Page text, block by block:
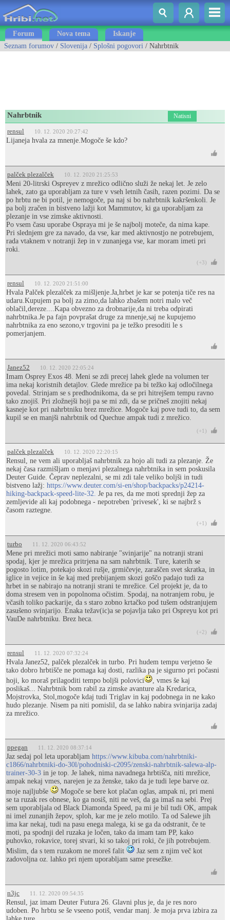
Forum Nova tema
Iskanje
Seznam forumov / Slovenija / Splošni pogovori / Nahrbtnik
Nahrbtnik Natisni
rensul 10. 12. 2020 20:27:42
Lijaneja hvala za mnenje.Mogoče še kdo?
palček plezalček 10. 12. 2020 21:25:53
Meni 20-litrski Ospreyev z mrežico odlično služi že nekaj let. Je zelo
lahek, zato ga uporabljam za ture v vseh letnih časih, razen pozimi. Da se
po hrbtu ne bi potil, je nemogoče, pa naj si bo nahrbtnik kakršenkoli. Je
pa bolj zračen in bistveno lažji kot Mammutov, ki ga uporabljam za
plezanje in vse zimske aktivnosti.
Po vsem času uporabe Ospraya mi je še najbolj moteče, da nima kape.
Pri slednjem gre za navado, da vse, kar med aktivnostjo ne potrebujem,
rada vtaknem v notranji žep in v zunanjega vse, kar moram imeti pri
roki.
(+3)
rensul 10. 12. 2020 21:51:00
Hvala Palček plezalček za mišljenje.Ja,hrbet je kar se potenja tiče res na
udaru.Kupujem pa bolj za zimo,da lahko zbašem notri malo več
oblačil,dereze....Kapa obvezno za drobnarije,da ni treba odpirati
nahrbtnika.Je pa fajn povprašat druge za mnenje,saj ne kupujemo
nahrbtnika za eno sezono,v trgovini pa je težko presoditi le s
pomerjanjem.
Janez52 10. 12. 2020 22:05:24
Imam Osprey Exos 48. Meni se zdi precej lahek glede na volumen ter
ima nekaj koristnih detajlov. Glede mrežice pa bi težko kaj odločilnega
povedal. Strinjam se s predhodnikoma, da se pri hitrejšem tempu ravno
tako znojiš. Pri zložnejši hoji pa se mi zdi, da se pričneš znojiti nekaj
kasneje kot pri nahrbtniku brez mrežice. Mogoče kaj pove tudi to, da sem
kupil se en manjši nahrbtnik od Quechue ampak tudi z mrežico.
(+1)
palček plezalček 10. 12. 2020 22:20:15
Rensul, ne vem ali uporabljaš nahrbtnik za hojo ali tudi za plezanje. Že
nekaj časa razmišljam o menjavi plezalnega nahrbtnika in sem poskusila
Deuter Guide. Čeprav neplezalni, se mi zdi tale veliko boljši in tudi
bistveno lažj: https://www.deuter.com/si-en/shop/backpacks/p24214-
hiking-backpack-speed-lite-32. Je pa res, da me moti sprednji žep za
zemljevide ali kaj podobnega - nepotreben 'privesek', ki se najbrž s
časom raztegne.
(+1)
turbo 11. 12. 2020 06:43:52
Mene pri mrežici moti samo nabiranje "svinjarije" na notranji strani
spodaj, kjer je mrežica pritrjena na sam nahrbtnik. Ture, katerih se
pogosto lotim, potekajo skozi rušje, grmičevje, zaraščen svet skratka, in
iglice in vejice in še kaj med prebijanjem skozi goščo padajo tudi za
hrbet in se nabirajo na notranji strani te mrežice. Cel projekt je, da to
doma stresem ven in popolnoma očistim. Spodaj, na notranjem robu, je
včasih toliko packarije, da s staro zobno krtačko pod tušem odstranjujem
zasušeno svinjarijo. Enaka težav(ic)a se pojavlja tako pri Ospreyu kot pri
VauDe nahrbtniku. Brez heca.
(+2)
rensul 11. 12. 2020 07:32:24
Hvala Janez52, palček plezalček in turbo. Pri hudem tempu verjetno še
tako dobro hrbtišče ne pomaga kaj dosti, razlika pa je sigurno pri počasni
hoji, ko moraš prilagoditi tempo boljši polovici
, vmes še kaj
poslikaš... Nahrbtnik bom rabil za zimske avanture ala Kredarica,
Mojstrovka, Stol,mogoče kdaj tudi Triglav in kaj podobnega in ne kako
hudo plezanje. Nisem pa niti pomislil, da se lahko nabira svinjarija zadaj
za mrežico.
ppegan 11. 12. 2020 08:37:14
Jaz sedaj pol leta uporabljam https://www.kibuba.com/nahrbtniki-
c1866/nahrbtniki-do-30l/pohodniski-c2095/zenski-nahrbtnik-salewa-alp-
trainer-30-3 in je top. Je lahek, nima navadnega hrbtišča, niti mrežice,
ampak nekaj vmes, narejen je za ženske, tako da je tudi lepe barve oz.
moje najljubše
Mogoče se bere kot plačan oglas, ampak ni, pri meni
se ta ruzak res obnese, ko ga nosiš, niti ne veš, da ga imaš na sebi. Prej
sem uporabljala od Black Diamonda Speed, pa mi je bil tudi OK, ampak
ni imel zunanjih žepov, sploh, kar me je zelo motilo. Ta od Salewe jih
ima kar nekaj, tudi na pasu enega malega, ki se ga da odstranit, če te
moti, pa spodnji del ruzaka je ločen, tako da imam tam PP, kako
puhovko, rokavice, torej stvari, ki so takoj pri roki, če jih potrebujem.
Mislim, da s tem ruzakom ne moreš falit
Jaz sem z njim več kot
zadovoljna oz. lahko pri njem uporabljam same presežke.
n3jc 11. 12. 2020 09:54:35
Rensul, jaz imam Deuter Futura 26. Glavni plus je, da je res noro
udoben. Po hrbtu se še vseeno potiš, vendar manj. Je moja prva izbira za